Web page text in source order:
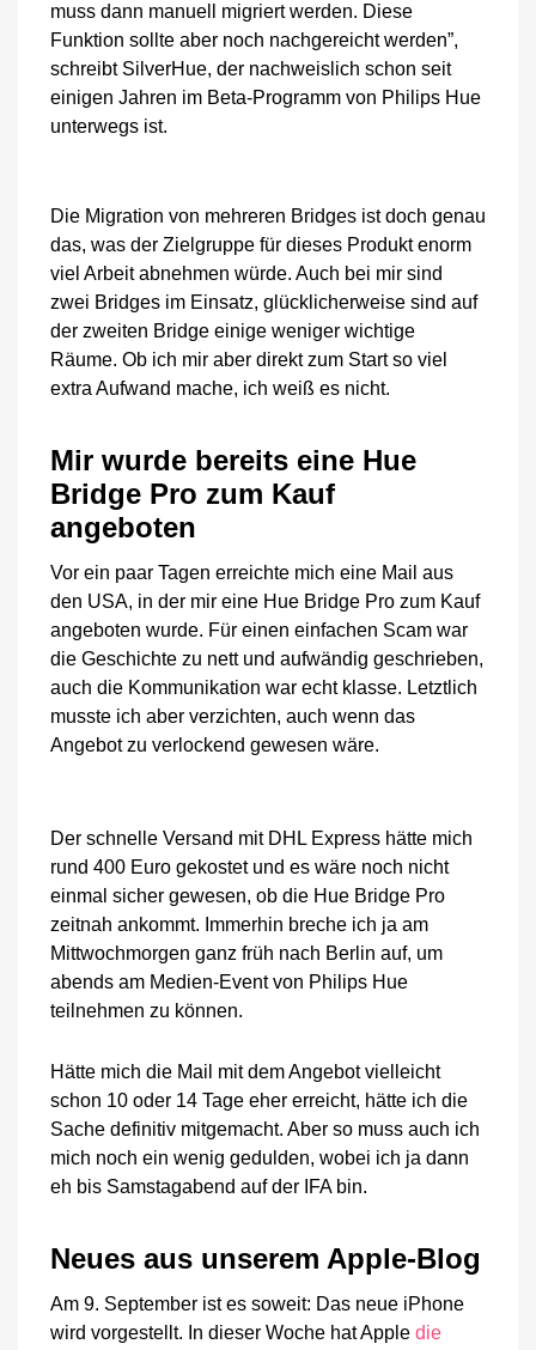
muss dann manuell migriert werden. Diese
Funktion sollte aber noch nachgereicht werden”,
schreibt SilverHue, der nachweislich schon seit
einigen Jahren im Beta-Programm von Philips Hue
unterwegs ist.
Die Migration von mehreren Bridges ist doch genau
das, was der Zielgruppe für dieses Produkt enorm
viel Arbeit abnehmen würde. Auch bei mir sind
zwei Bridges im Einsatz, glücklicherweise sind auf
der zweiten Bridge einige weniger wichtige
Räume. Ob ich mir aber direkt zum Start so viel
extra Aufwand mache, ich weiß es nicht.
Mir wurde bereits eine Hue
Bridge Pro zum Kauf
angeboten
Vor ein paar Tagen erreichte mich eine Mail aus
den USA, in der mir eine Hue Bridge Pro zum Kauf
angeboten wurde. Für einen einfachen Scam war
die Geschichte zu nett und aufwändig geschrieben,
auch die Kommunikation war echt klasse. Letztlich
musste ich aber verzichten, auch wenn das
Angebot zu verlockend gewesen wäre.
Der schnelle Versand mit DHL Express hätte mich
rund 400 Euro gekostet und es wäre noch nicht
einmal sicher gewesen, ob die Hue Bridge Pro
zeitnah ankommt. Immerhin breche ich ja am
Mittwochmorgen ganz früh nach Berlin auf, um
abends am Medien-Event von Philips Hue
teilnehmen zu können.
Hätte mich die Mail mit dem Angebot vielleicht
schon 10 oder 14 Tage eher erreicht, hätte ich die
Sache definitiv mitgemacht. Aber so muss auch ich
mich noch ein wenig gedulden, wobei ich ja dann
eh bis Samstagabend auf der IFA bin.
Neues aus unserem Apple-Blog
Am 9. September ist es soweit: Das neue iPhone
wird vorgestellt. In dieser Woche hat Apple die